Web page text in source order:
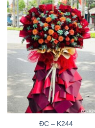
ĐC – K244